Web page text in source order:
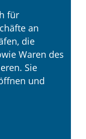
für
an
die
Waren des
Sie
und